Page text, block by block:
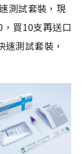
測試套裝，現
買10支再送口
測試套裝，